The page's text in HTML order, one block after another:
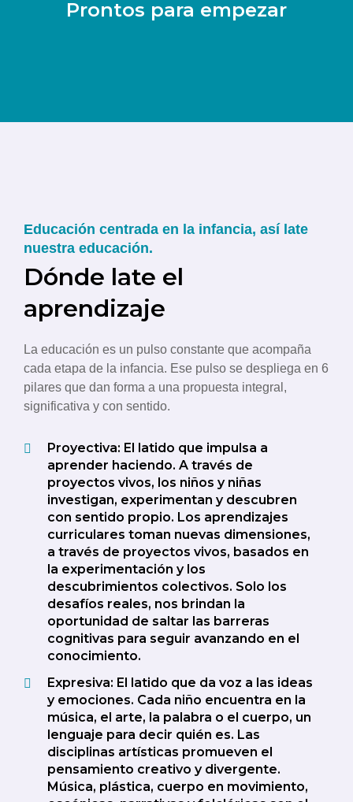
Prontos para empezar
Educación centrada en la infancia, así late
nuestra educación.
Dónde late el
aprendizaje
La educación es un pulso constante que acompaña
cada etapa de la infancia. Ese pulso se despliega en 6
pilares que dan forma a una propuesta integral,
significativa y con sentido.
Proyectiva: El latido que impulsa a
aprender haciendo. A través de
proyectos vivos, los niños y niñas
investigan, experimentan y descubren
con sentido propio. Los aprendizajes
curriculares toman nuevas dimensiones,
a través de proyectos vivos, basados en
la experimentación y los
descubrimientos colectivos. Solo los
desafíos reales, nos brindan la
oportunidad de saltar las barreras
cognitivas para seguir avanzando en el
conocimiento.
Expresiva: El latido que da voz a las ideas
y emociones. Cada niño encuentra en la
música, el arte, la palabra o el cuerpo, un
lenguaje para decir quién es. Las
disciplinas artísticas promueven el
pensamiento creativo y divergente.
Música, plástica, cuerpo en movimiento,